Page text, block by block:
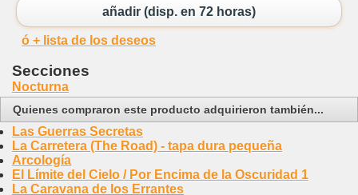
añadir (disp. en 72 horas)
ó + lista de los deseos
Secciones
Nocturna
Quienes compraron este producto adquirieron también...
Las Guerras Secretas
La Carretera (The Road) - tapa dura pequeña
Arcología
El Límite del Cielo / Por Encima de la Oscuridad 1
La Caravana de los Errantes